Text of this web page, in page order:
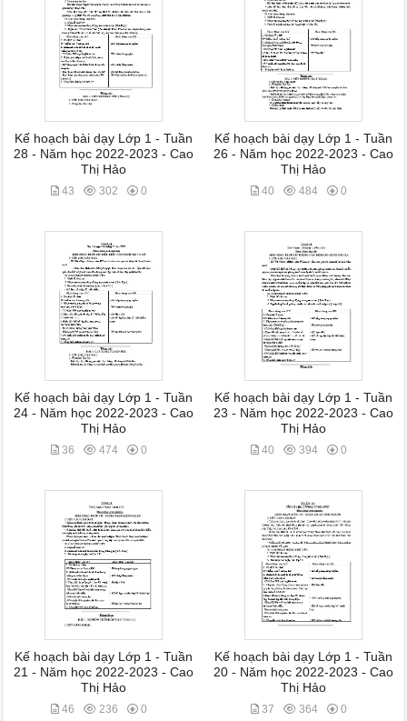
Kế hoạch bài dạy Lớp 1 - Tuần
28 - Năm học 2022-2023 - Cao
Thị Hảo
43 302 0
Kế hoạch bài dạy Lớp 1 - Tuần
26 - Năm học 2022-2023 - Cao
Thị Hảo
40 484 0
Kế hoạch bài dạy Lớp 1 - Tuần
24 - Năm học 2022-2023 - Cao
Thị Hảo
36 474 0
Kế hoạch bài dạy Lớp 1 - Tuần
23 - Năm học 2022-2023 - Cao
Thị Hảo
40 394 0
Kế hoạch bài dạy Lớp 1 - Tuần
21 - Năm học 2022-2023 - Cao
Thị Hảo
46 236 0
Kế hoạch bài dạy Lớp 1 - Tuần
20 - Năm học 2022-2023 - Cao
Thị Hảo
37 364 0